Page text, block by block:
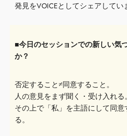
発見をVOICEとしてシェアしてい
■今日のセッションでの新しい気
か？
否定すること≠同意すること。
人の意見をまず聞く・受け入れる。
その上で「私」を主語にして同
る。